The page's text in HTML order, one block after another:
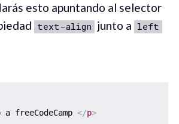
esto apuntando al selector
text-align junto a left
freeCodeCamp </p>